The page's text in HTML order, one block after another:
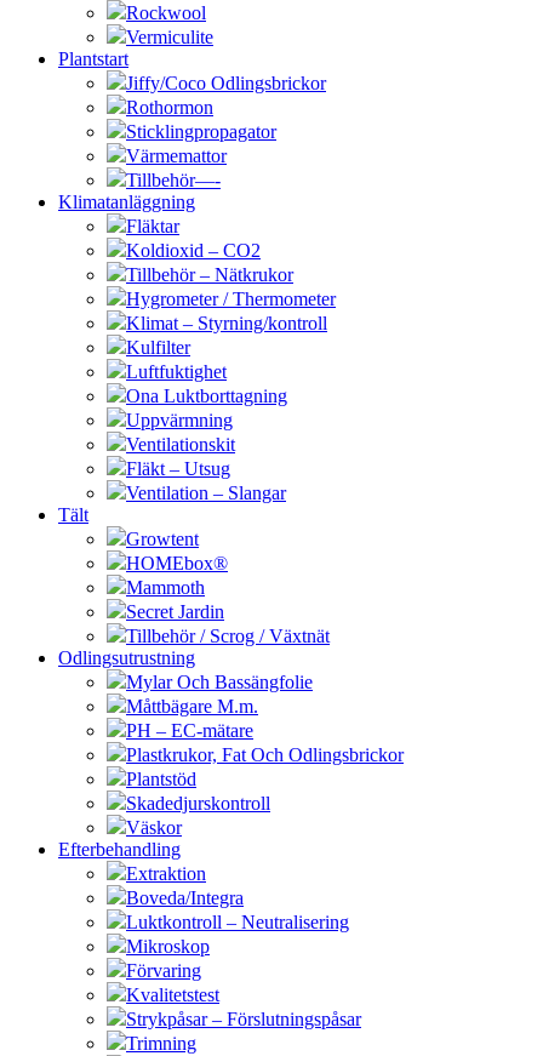
Rockwool
Vermiculite
Plantstart
Jiffy/Coco Odlingsbrickor
Rothormon
Sticklingpropagator
Värmemattor
Tillbehör—-
Klimatanläggning
Fläktar
Koldioxid – CO2
Tillbehör – Nätkrukor
Hygrometer / Thermometer
Klimat – Styrning/kontroll
Kulfilter
Luftfuktighet
Ona Luktborttagning
Uppvärmning
Ventilationskit
Fläkt – Utsug
Ventilation – Slangar
Tält
Growtent
HOMEbox®
Mammoth
Secret Jardin
Tillbehör / Scrog / Växtnät
Odlingsutrustning
Mylar Och Bassängfolie
Måttbägare M.m.
PH – EC-mätare
Plastkrukor, Fat Och Odlingsbrickor
Plantstöd
Skadedjurskontroll
Väskor
Efterbehandling
Extraktion
Boveda/Integra
Luktkontroll – Neutralisering
Mikroskop
Förvaring
Kvalitetstest
Strykpåsar – Förslutningspåsar
Trimning